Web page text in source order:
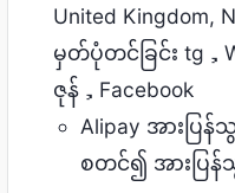
United
မှတ်ပုံတင်ခြင်း tg，
ဇုန်，Facebook
Alipay အားပြန်
စတင်၍ အားပြန်